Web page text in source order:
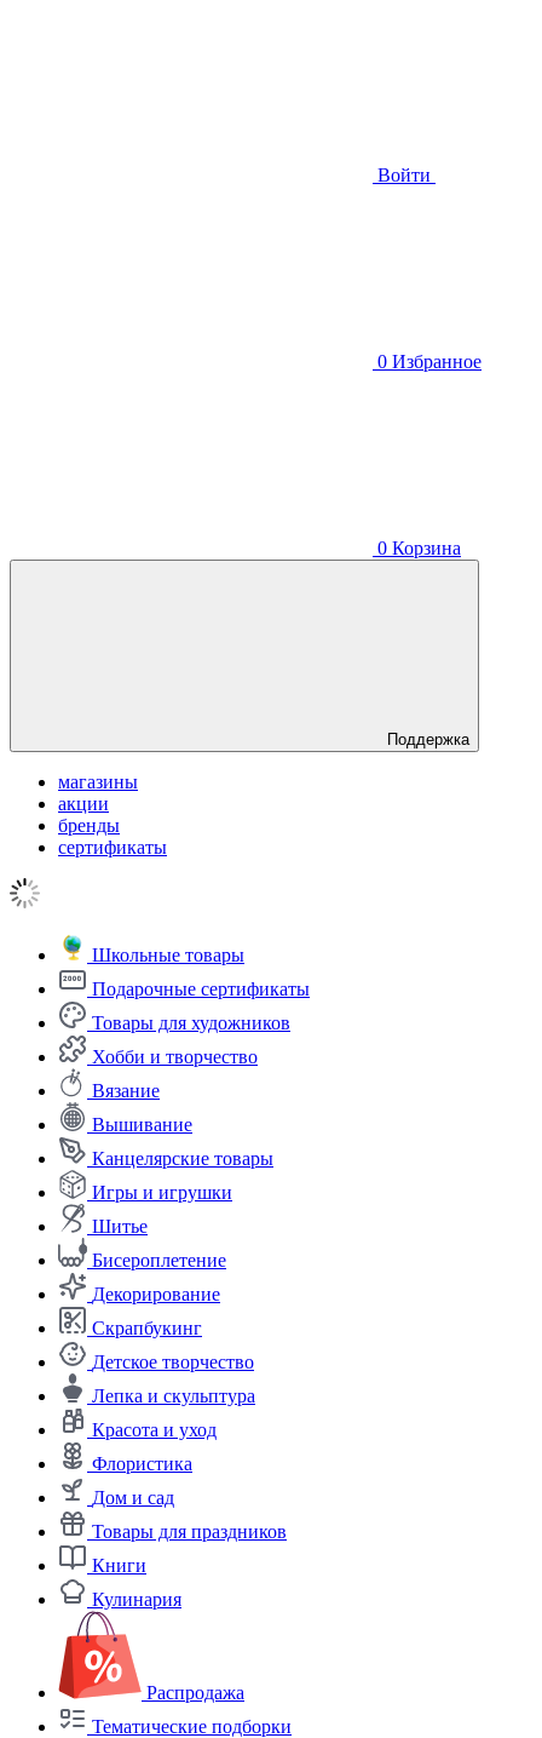
Войти
0 Избранное
0 Корзина
Поддержка
магазины
акции
бренды
сертификаты
Школьные товары
Подарочные сертификаты
Товары для художников
Хобби и творчество
Вязание
Вышивание
Канцелярские товары
Игры и игрушки
Шитье
Бисероплетение
Декорирование
Скрапбукинг
Детское творчество
Лепка и скульптура
Красота и уход
Флористика
Дом и сад
Товары для праздников
Книги
Кулинария
Распродажа
Тематические подборки